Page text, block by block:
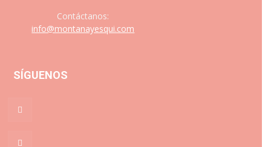
Contáctanos:
info@montanayesqui.com
SÍGUENOS